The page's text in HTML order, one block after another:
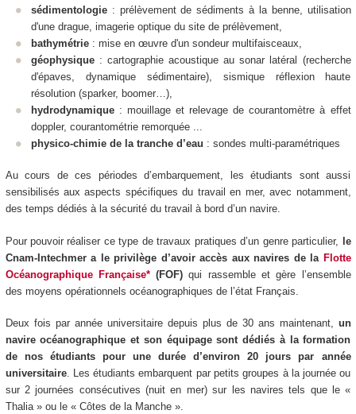
sédimentologie : prélèvement de sédiments à la benne, utilisation
d'une drague, imagerie optique du site de prélèvement,
bathymétrie : mise en œuvre d'un sondeur multifaisceaux,
géophysique : cartographie acoustique au sonar latéral (recherche
d'épaves, dynamique sédimentaire), sismique réflexion haute
résolution (sparker, boomer…),
hydrodynamique : mouillage et relevage de courantomètre à effet
doppler, courantométrie remorquée ...
physico-chimie de la tranche d’eau : sondes multi-paramétriques
Au cours de ces périodes d’embarquement, les étudiants sont aussi
sensibilisés aux aspects spécifiques du travail en mer, avec notamment,
des temps dédiés à la sécurité du travail à bord d’un navire.
Pour pouvoir réaliser ce type de travaux pratiques d’un genre particulier, le
Cnam-Intechmer a le privilège d’avoir accès aux navires de la Flotte
Océanographique Française*(FOF) qui rassemble et gère l’ensemble
des moyens opérationnels océanographiques de l’état Français.
Deux fois par année universitaire depuis plus de 30 ans maintenant, un
navire océanographique et son équipage sont dédiés à la formation
de nos étudiants pour une durée d’environ 20 jours par année
universitaire. Les étudiants embarquent par petits groupes à la journée ou
sur 2 journées consécutives (nuit en mer) sur les navires tels que le «
Thalia » ou le « Côtes de la Manche ».